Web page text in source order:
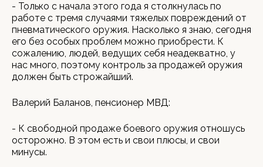
- Только с начала этого года я столкнулась по
работе с тремя случаями тяжелых повреждений от
пневматического оружия. Насколько я знаю, сегодня
его без особых проблем можно приобрести. К
сожалению, людей, ведущих себя неадекватно, у
нас много, поэтому контроль за продажей оружия
должен быть строжайший.
Валерий Баланов, пенсионер МВД:
- К свободной продаже боевого оружия отношусь
осторожно. В этом есть и свои плюсы, и свои
минусы.